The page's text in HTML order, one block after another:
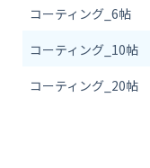
コーティング_6帖
コーティング_10帖
コーティング_20帖